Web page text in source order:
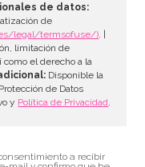
de datos:
de
legal/termsofuse/). |
limitación de
el derecho a la
Disponible la
de Datos
y Política de Privacidad.
a recibir